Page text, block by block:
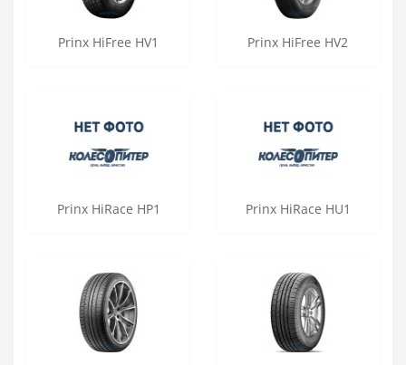
Prinx HiFree HV1 Prinx HiFree HV2
Prinx HiRace HP1 Prinx HiRace HU1